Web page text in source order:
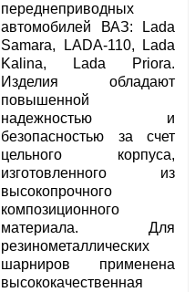
переднеприводных
автомобилей ВАЗ: Lada
Samara, LADA-110, Lada
Kalina, Lada Priora.
Изделия обладают
повышенной
надежностью и
безопасностью за счет
цельного корпуса,
изготовленного из
высокопрочного
композиционного
материала. Для
резинометаллических
шарниров применена
высококачественная